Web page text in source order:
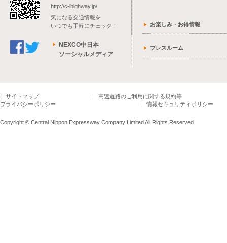
http://c-ihighway.jp/
気になる交通情報を
いつでも手軽にチェック！
NEXCO中日本
ソーシャルメディア
お楽しみ・お得情報
プレスルーム
サイトマップ
高速道路のご利用に関する規約等
プライバシーポリシー
情報セキュリティポリシー
Copyright © Central Nippon Expressway Company Limited All Rights Reserved.